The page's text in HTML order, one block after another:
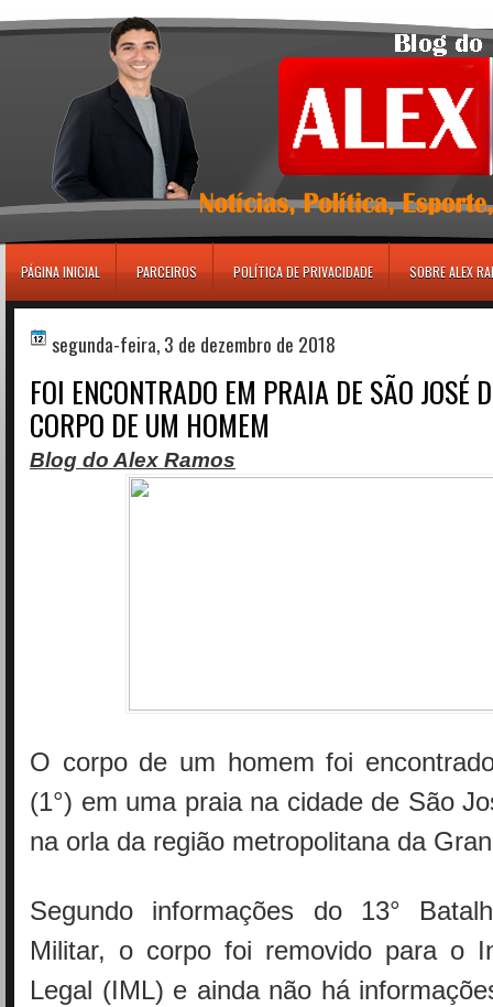
PÁGINA INICIAL PARCEIROS POLÍTICA DE PRIVACIDADE SOBRE ALEX
segunda-feira, 3 de dezembro de 2018
FOI ENCONTRADO EM PRAIA DE SÃO JOSÉ
CORPO DE UM HOMEM
Blog do Alex Ramos
O corpo de um homem foi
(1°) em uma praia na cidade de São
na orla da região metropolitana da
Segundo informações do 13°
Militar, o corpo foi removido para o
Legal (IML) e ainda não há